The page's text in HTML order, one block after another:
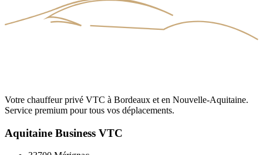
Votre chauffeur privé VTC à Bordeaux et en Nouvelle-Aquitaine.
Service premium pour tous vos déplacements.
Aquitaine Business VTC